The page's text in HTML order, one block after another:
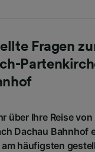
Fragen
über Ihre Reise
Dachau Bahnhof
häufigsten